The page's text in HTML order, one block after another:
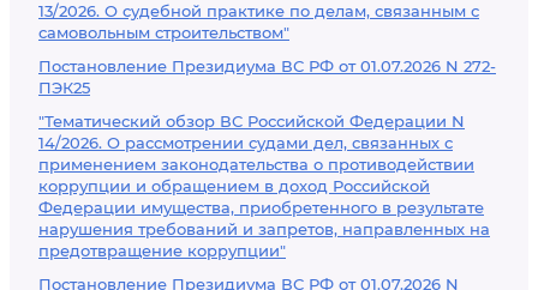
13/2026. О судебной практике по делам, связанным с
самовольным строительством"
Постановление Президиума ВС РФ от 01.07.2026 N 272-
ПЭК25
"Тематический обзор ВС Российской Федерации N
14/2026. О рассмотрении судами дел, связанных с
применением законодательства о противодействии
коррупции и обращением в доход Российской
Федерации имущества, приобретенного в результате
нарушения требований и запретов, направленных на
предотвращение коррупции"
Постановление Президиума ВС РФ от 01.07.2026 N